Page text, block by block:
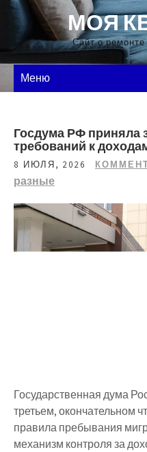
Перейти
содержимому
МОЯ
Сайт о ремонте
Меню
Госдума РФ приняла
требований к
8 ИЮЛЯ, 2026
разные
Государственная дума
третьем, окончательном
правила пребывания
механизм контроля за